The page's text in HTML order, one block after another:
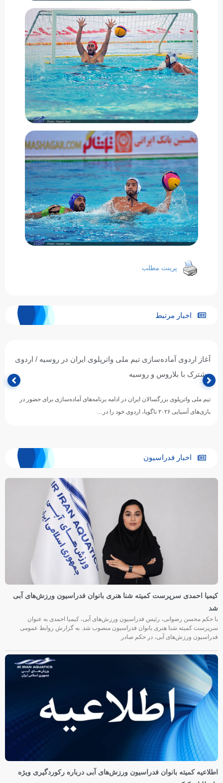
پرینت مطلب
اخبار مرتبط
آغاز اردوی آماده‌سازی تیم ملی واترپلوی ایران در روسیه / اردوی
مشترک با بلاروس و روسیه
تیم ملی واترپلوی بزرگسالان ایران در ادامه برنامه‌های آماده‌سازی برای حضور در
بازی‌های آسیایی ۲۰۲۶ ناگویا، اردوی خود را در…
اخبار فدراسیون
کیمیا احمدی سرپرست کمیته شنا هنری بانوان فدراسیون ورزش‌های آبی
شد
با حکم محسن رضوانی، رئیس فدراسیون ورزش‌های آبی، کیمیا احمدی به عنوان
سرپرست کمیته شنا هنری بانوان فدراسیون منصوب شد. به گزارش روابط عمومی
فدراسیون ورزش‌های آبی، در حکم صادر
اطلاعیه کمیته بانوان فدراسیون ورزش‌های آبی درباره رکوردگیری ویژه